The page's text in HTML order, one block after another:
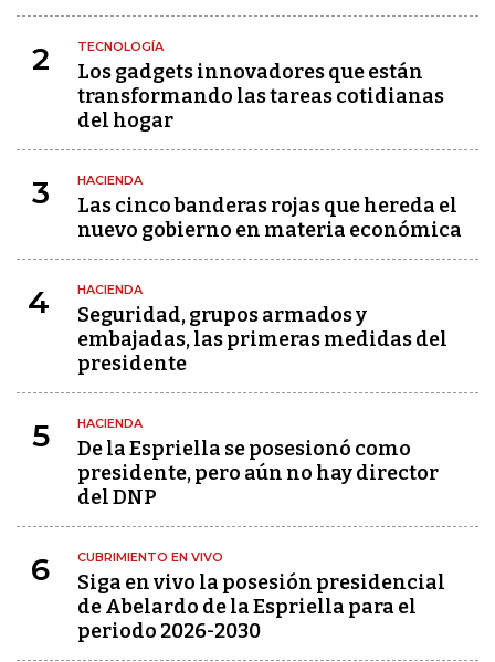
2 TECNOLOGÍA
Los gadgets innovadores que están
transformando las tareas cotidianas
del hogar
3 HACIENDA
Las cinco banderas rojas que hereda el
nuevo gobierno en materia económica
4 HACIENDA
Seguridad, grupos armados y
embajadas, las primeras medidas del
presidente
5 HACIENDA
De la Espriella se posesionó como
presidente, pero aún no hay director
del DNP
6 CUBRIMIENTO EN VIVO
Siga en vivo la posesión presidencial
de Abelardo de la Espriella para el
periodo 2026-2030